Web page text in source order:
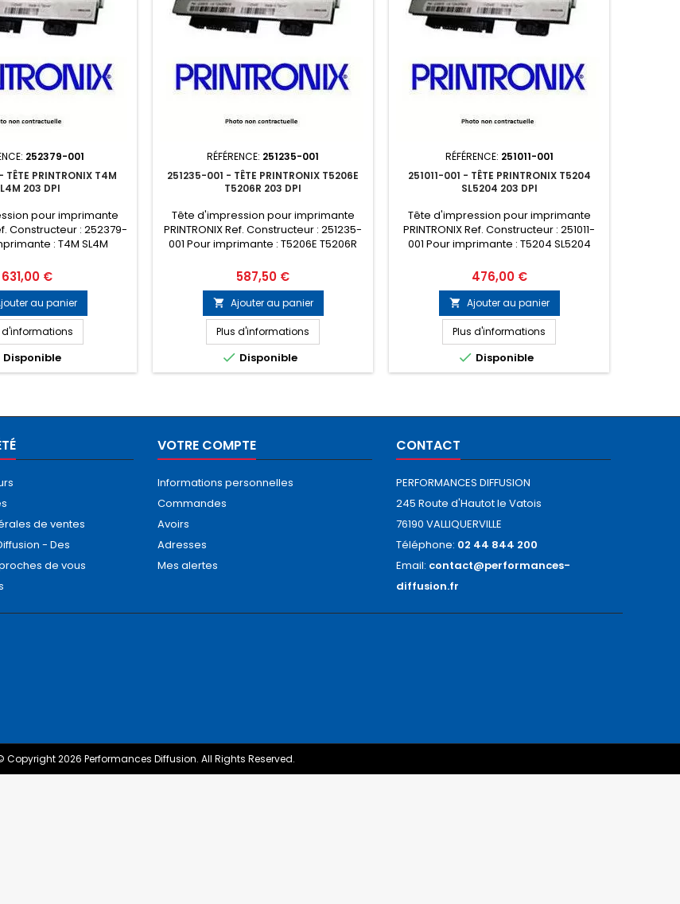
252379-001
PRINTRONIX T4M
203 DPI
pour imprimante
Constructeur : 252379-
: T4M SL4M
Prix
631,00 €
au panier
d'informations
Disponible
RÉFÉRENCE: 251235-001
251235-001 - TÊTE PRINTRONIX T5206E
T5206R 203 DPI
Tête d'impression pour imprimante
PRINTRONIX Ref. Constructeur : 251235-
001 Pour imprimante : T5206E T5206R
Prix
587,50 €
 Ajouter au panier
Plus d'informations
 Disponible
RÉFÉRENCE: 251011-001
251011-001 - TÊTE PRINTRONIX T5204
SL5204 203 DPI
Tête d'impression pour imprimante
PRINTRONIX Ref. Constructeur : 251011-
001 Pour imprimante : T5204 SL5204
Prix
476,00 €
 Ajouter au panier
Plus d'informations
 Disponible
de ventes
- Des
de vous
VOTRE COMPTE
Informations personnelles
Commandes
Avoirs
Adresses
Mes alertes
CONTACT
PERFORMANCES DIFFUSION
245 Route d'Hautot le Vatois
76190 VALLIQUERVILLE
Téléphone: 02 44 844 200
Email: contact@performances-
diffusion.fr
Copyright 2026 Performances Diffusion. All Rights Reserved.